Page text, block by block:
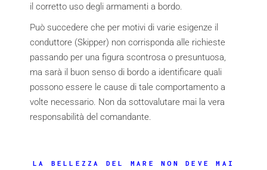
il corretto uso degli armamenti a bordo.
Può succedere che per motivi di varie esigenze il
conduttore (Skipper) non corrisponda alle richieste
passando per una figura scontrosa o presuntuosa,
ma sarà il buon senso di bordo a identificare quali
possono essere le cause di tale comportamento a
volte necessario. Non da sottovalutare mai la vera
responsabilità del comandante.
LA BELLEZZA DEL MARE NON DEVE MAI